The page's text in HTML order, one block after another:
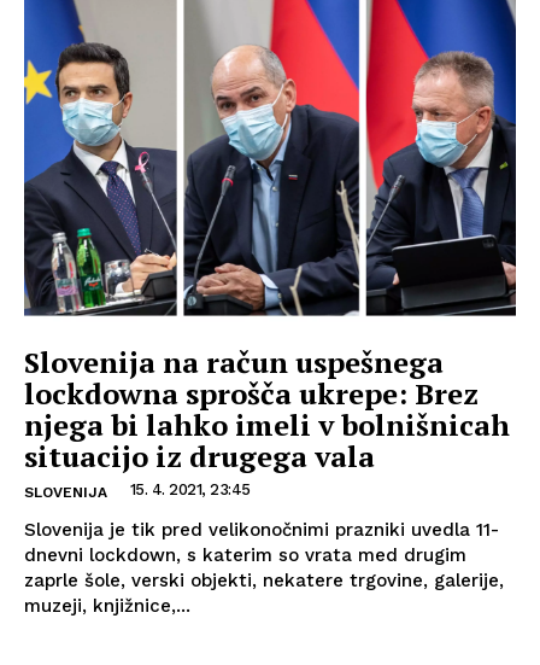
Slovenija na račun uspešnega
lockdowna sprošča ukrepe: Brez
njega bi lahko imeli v bolnišnicah
situacijo iz drugega vala
SLOVENIJA 15. 4. 2021, 23:45
Slovenija je tik pred velikonočnimi prazniki uvedla 11-
dnevni lockdown, s katerim so vrata med drugim
zaprle šole, verski objekti, nekatere trgovine, galerije,
muzeji, knjižnice,...